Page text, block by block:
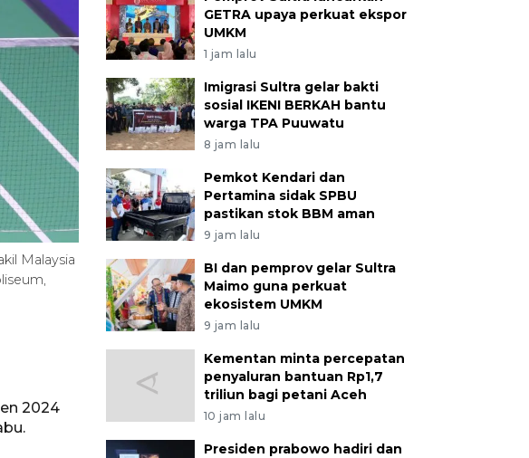
Malaysia
2024
GETRA upaya perkuat ekspor
UMKM
1 jam lalu
Imigrasi Sultra gelar bakti
sosial IKENI BERKAH bantu
warga TPA Puuwatu
8 jam lalu
Pemkot Kendari dan
Pertamina sidak SPBU
pastikan stok BBM aman
9 jam lalu
BI dan pemprov gelar Sultra
Maimo guna perkuat
ekosistem UMKM
9 jam lalu
Kementan minta percepatan
penyaluran bantuan Rp1,7
triliun bagi petani Aceh
10 jam lalu
Presiden prabowo hadiri dan